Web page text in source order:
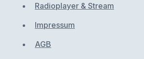
Radioplayer & Stream
Impressum
AGB